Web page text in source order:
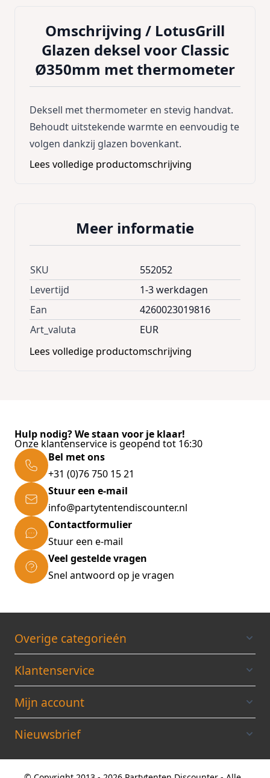
Omschrijving / LotusGrill
Glazen deksel voor Classic
Ø350mm met thermometer
Deksell met thermometer en stevig handvat.
Behoudt uitstekende warmte en eenvoudig te
volgen dankzij glazen bovenkant.
Lees volledige productomschrijving
Meer informatie
SKU
552052
Levertijd
1-3 werkdagen
Ean
4260023019816
Art_valuta
EUR
Lees volledige productomschrijving
Hulp nodig? We staan voor je klaar!
Onze klantenservice is geopend tot 16:30
Bel met ons
+31 (0)76 750 15 21
Stuur een e-mail
info@partytentendiscounter.nl
Contactformulier
Stuur een e-mail
Veel gestelde vragen
Snel antwoord op je vragen
Overige categorieén
Klantenservice
Mijn account
Nieuwsbrief